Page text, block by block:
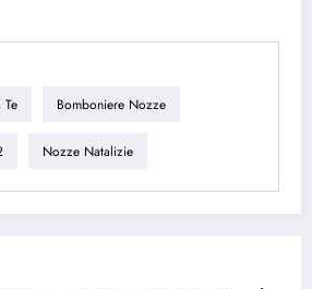
Bomboniere Nozze
Nozze Natalizie